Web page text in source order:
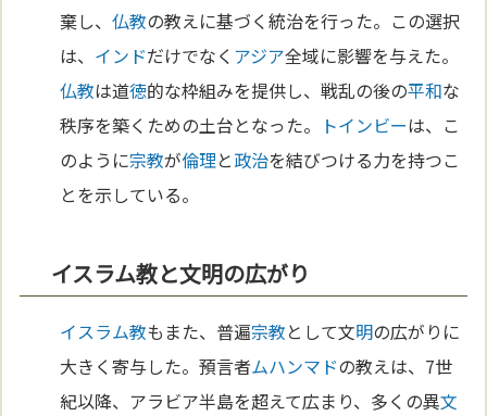
棄し、仏教の教えに基づく統治を行った。この選択
は、 インドだけでなく アジア全域に影響を与えた。
仏教は道徳的な枠組みを提供し、戦乱の後の平和な
秩序を築くための土台となった。
トインビーは、こ
のように宗教が倫理と政治を結びつける力を持つこ
とを示している。
イスラム教と文明の広がり
イスラム教もまた、普遍宗教として文明の広がりに
大きく寄与した。預言者ムハンマドの教えは、7世
紀以降、アラビア半島を超えて広まり、多くの異文